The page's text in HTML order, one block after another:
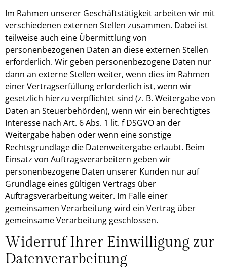
Im Rahmen unserer Geschäftstätigkeit arbeiten wir mit
verschiedenen externen Stellen zusammen. Dabei ist
teilweise auch eine Übermittlung von
personenbezogenen Daten an diese externen Stellen
erforderlich. Wir geben personenbezogene Daten nur
dann an externe Stellen weiter, wenn dies im Rahmen
einer Vertragserfüllung erforderlich ist, wenn wir
gesetzlich hierzu verpflichtet sind (z. B. Weitergabe von
Daten an Steuerbehörden), wenn wir ein berechtigtes
Interesse nach Art. 6 Abs. 1 lit. f DSGVO an der
Weitergabe haben oder wenn eine sonstige
Rechtsgrundlage die Datenweitergabe erlaubt. Beim
Einsatz von Auftragsverarbeitern geben wir
personenbezogene Daten unserer Kunden nur auf
Grundlage eines gültigen Vertrags über
Auftragsverarbeitung weiter. Im Falle einer
gemeinsamen Verarbeitung wird ein Vertrag über
gemeinsame Verarbeitung geschlossen.
Widerruf Ihrer Einwilligung zur
Datenverarbeitung